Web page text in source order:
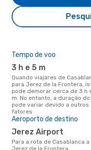
Tempo de voo
3 h e 5 m
Quando viajares de Casablanca
para Jerez de la Frontera,
pode demorar cerca de 3 h
m. No entanto, a duração do
pode variar devido a outros
fatores
Aeroporto de destino
Jerez Airport
Para a rota de Casablanca a
Jerez de la Frontera